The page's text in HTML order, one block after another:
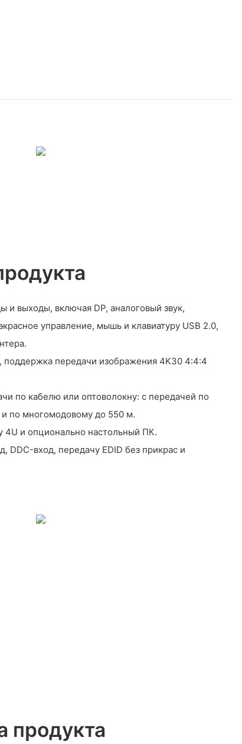
и выходы, включая DP, аналоговый звук,
управление, мышь и клавиатуру USB 2.0,
поддержка передачи изображения 4K30 4:4:4
по кабелю или оптоволокну: с передачей по
по многомодовому до 550 м.
и опционально настольный ПК.
DDC-вход, передачу EDID без прикрас и
продукта